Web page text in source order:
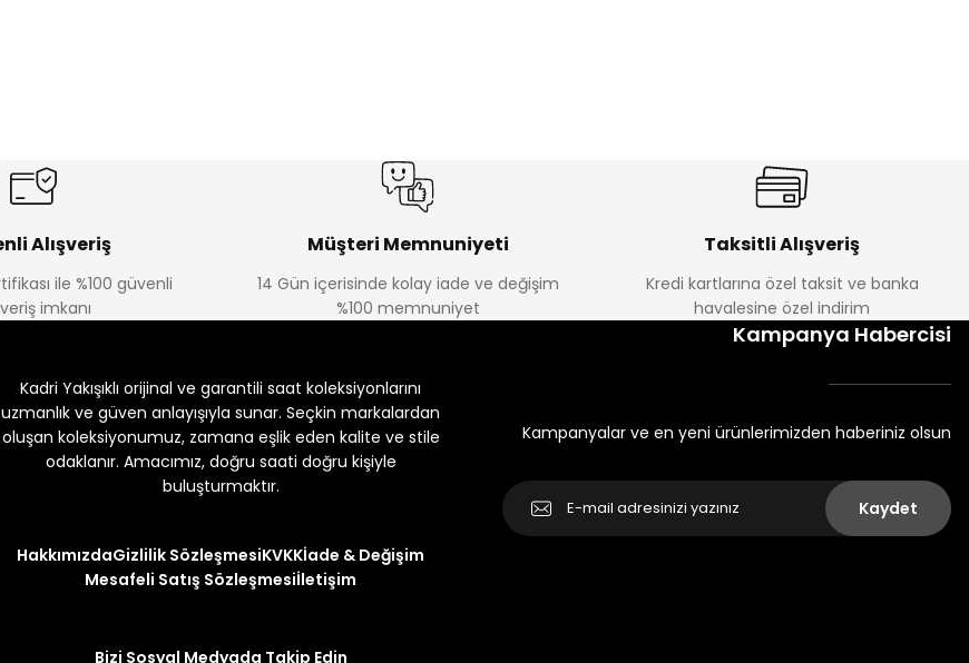
Alışveriş
ile %100 güvenli
imkanı
Müşteri Memnuniyeti
14 Gün içerisinde kolay iade ve değişim
%100 memnuniyet
Taksitli Alışveriş
Kredi kartlarına özel taksit ve banka
havalesine özel indirim
Kadri Yakışıklı orijinal ve garantili saat koleksiyonlarını
uzmanlık ve güven anlayışıyla sunar. Seçkin markalardan
oluşan koleksiyonumuz, zamana eşlik eden kalite ve stile
odaklanır. Amacımız, doğru saati doğru kişiyle
buluşturmaktır.
HakkımızdaGizlilik SözleşmesiKVKKİade & Değişim
Mesafeli Satış Sözleşmesiİletişim
Bizi Sosyal Medyada Takip Edin
Kampanya Habercisi
Kampanyalar ve en yeni ürünlerimizden haberiniz olsun
Kaydet